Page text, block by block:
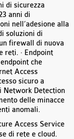
di sicurezza
anni di
nell’adesione alla
soluzioni di
firewall di nuova
reti. · Endpoint
che
Access
sicuro a
Network Detection
delle minacce
anomali.
Access Service
di rete e cloud.